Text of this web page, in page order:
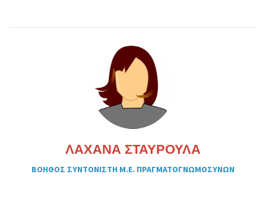
ΛΑΧΑΝΑ ΣΤΑΥΡΟΥΛΑ
ΒΟΗΘΟΣ ΣΥΝΤΟΝΙΣΤΗ Μ.Ε. ΠΡΑΓΜΑΤΟΓΝΩΜΟΣΥΝΩΝ